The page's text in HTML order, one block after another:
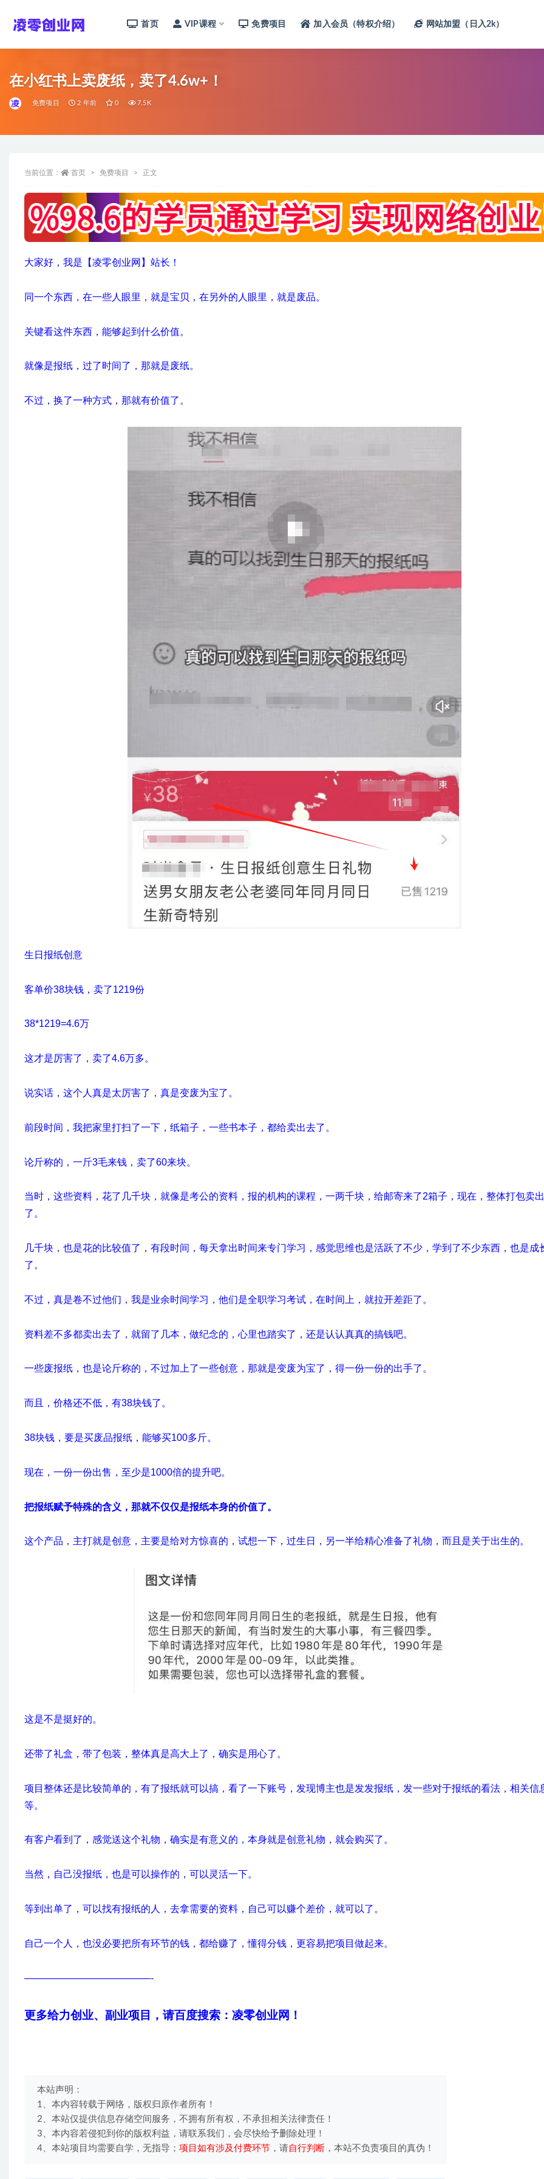
首页 VIP课程 免费项目 加入会员（特权介绍） 网站加盟（日入2k）
在小红书上卖废纸，卖了4.6w+！
免费项目 2 年前 0 7.5K
当前位置： 首页 免费项目 正文
大家好，我是【凌零创业网】站长！
同一个东西，在一些人眼里，就是宝贝，在另外的人眼里，就是废品。
关键看这件东西，能够起到什么价值。
就像是报纸，过了时间了，那就是废纸。
不过，换了一种方式，那就有价值了。
生日报纸创意
客单价38块钱，卖了1219份
38*1219=4.6万
这才是厉害了，卖了4.6万多。
说实话，这个人真是太厉害了，真是变废为宝了。
前段时间，我把家里打扫了一下，纸箱子，一些书本子，都给卖出去了。
论斤称的，一斤3毛来钱，卖了60来块。
当时，这些资料，花了几千块，就像是考公的资料，报的机构的课程，一两千块，给邮寄来了2箱子，现在，整体打包卖
了。
几千块，也是花的比较值了，有段时间，每天拿出时间来专门学习，感觉思维也是活跃了不少，学到了不少东西，也是成
了。
不过，真是卷不过他们，我是业余时间学习，他们是全职学习考试，在时间上，就拉开差距了。
资料差不多都卖出去了，就留了几本，做纪念的，心里也踏实了，还是认认真真的搞钱吧。
一些废报纸，也是论斤称的，不过加上了一些创意，那就是变废为宝了，得一份一份的出手了。
而且，价格还不低，有38块钱了。
38块钱，要是买废品报纸，能够买100多斤。
现在，一份一份出售，至少是1000倍的提升吧。
把报纸赋予特殊的含义，那就不仅仅是报纸本身的价值了。
这个产品，主打就是创意，主要是给对方惊喜的，试想一下，过生日，另一半给精心准备了礼物，而且是关于出生的。
这是不是挺好的。
还带了礼盒，带了包装，整体真是高大上了，确实是用心了。
项目整体还是比较简单的，有了报纸就可以搞，看了一下账号，发现博主也是发发报纸，发一些对于报纸的看法，相关信
等。
有客户看到了，感觉送这个礼物，确实是有意义的，本身就是创意礼物，就会购买了。
当然，自己没报纸，也是可以操作的，可以灵活一下。
等到出单了，可以找有报纸的人，去拿需要的资料，自己可以赚个差价，就可以了。
自己一个人，也没必要把所有环节的钱，都给赚了，懂得分钱，更容易把项目做起来。
—————————————-
更多给力创业、副业项目，请百度搜索：凌零创业网！
本站声明：
1、本内容转载于网络，版权归原作者所有！
2、本站仅提供信息存储空间服务，不拥有所有权，不承担相关法律责任！
3、本内容若侵犯到你的版权利益，请联系我们，会尽快给予删除处理！
4、本站项目均需要自学，无指导； 项目如有涉及付费环节 ，请自行判断 ，本站不负责项目的真伪！